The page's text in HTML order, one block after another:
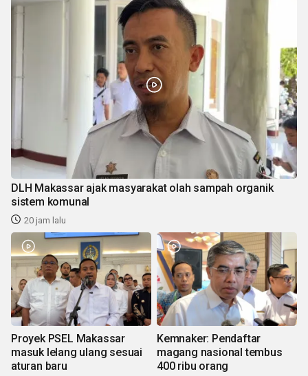
DLH Makassar ajak masyarakat olah sampah organik
sistem komunal
20 jam lalu
Proyek PSEL Makassar
masuk lelang ulang sesuai
aturan baru
Kemnaker: Pendaftar
magang nasional tembus
400 ribu orang